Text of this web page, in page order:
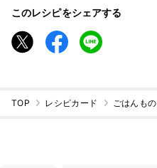
このレシピをシェアする
TOP レシピカード ごはんもの